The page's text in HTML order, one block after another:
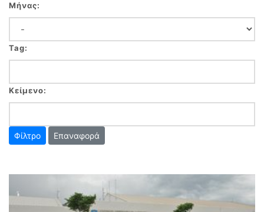
Μήνας:
Tag:
Κείμενο:
Επαναφορά